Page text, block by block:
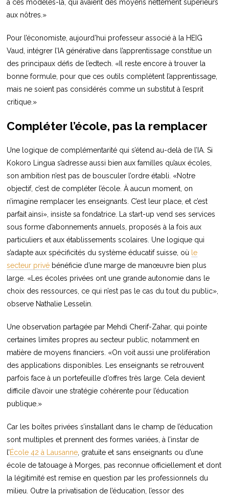
à ces modèles-là, qui avaient des moyens nettement supérieurs
aux nôtres.»
Pour l’économiste, aujourd’hui professeur associé à la HEIG
Vaud, intégrer l’IA générative dans l’apprentissage constitue un
des principaux défis de l’edtech. «Il reste encore à trouver la
bonne formule, pour que ces outils complètent l’apprentissage,
mais ne soient pas considérés comme un substitut à l’esprit
critique.»
Compléter l’école, pas la remplacer
Une logique de complémentarité qui s’étend au-delà de l’IA. Si
Kokoro Lingua s’adresse aussi bien aux familles qu’aux écoles,
son ambition n’est pas de bousculer l’ordre établi. «Notre
objectif, c’est de compléter l’école. À aucun moment, on
n’imagine remplacer les enseignants. C’est leur place, et c’est
parfait ainsi», insiste sa fondatrice. La start-up vend ses services
sous forme d’abonnements annuels, proposés à la fois aux
particuliers et aux établissements scolaires. Une logique qui
s’adapte aux spécificités du système éducatif suisse, où le
secteur privé bénéficie d’une marge de manœuvre bien plus
large. «Les écoles privées ont une grande autonomie dans le
choix des ressources, ce qui n’est pas le cas du tout du public»,
observe Nathalie Lesselin.
Une observation partagée par Mehdi Cherif-Zahar, qui pointe
certaines limites propres au secteur public, notamment en
matière de moyens financiers. «On voit aussi une prolifération
des applications disponibles. Les enseignants se retrouvent
parfois face à un portefeuille d’offres très large. Cela devient
difficile d’avoir une stratégie cohérente pour l’éducation
publique.»
Car les boîtes privées s’installant dans le champ de l’éducation
sont multiples et prennent des formes variées, à l’instar de
l’École 42 à Lausanne, gratuite et sans enseignants ou d’une
école de tatouage à Morges, pas reconnue officiellement et dont
la légitimité est remise en question par les professionnels du
milieu. Outre la privatisation de l’éducation, l’essor des